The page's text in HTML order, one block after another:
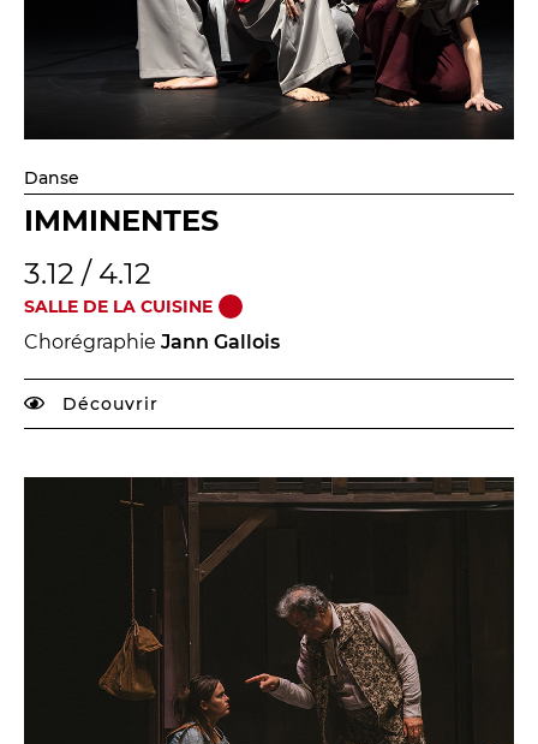
Danse
IMMINENTES
3.12 / 4.12
SALLE DE LA CUISINE
Chorégraphie Jann Gallois
Découvrir